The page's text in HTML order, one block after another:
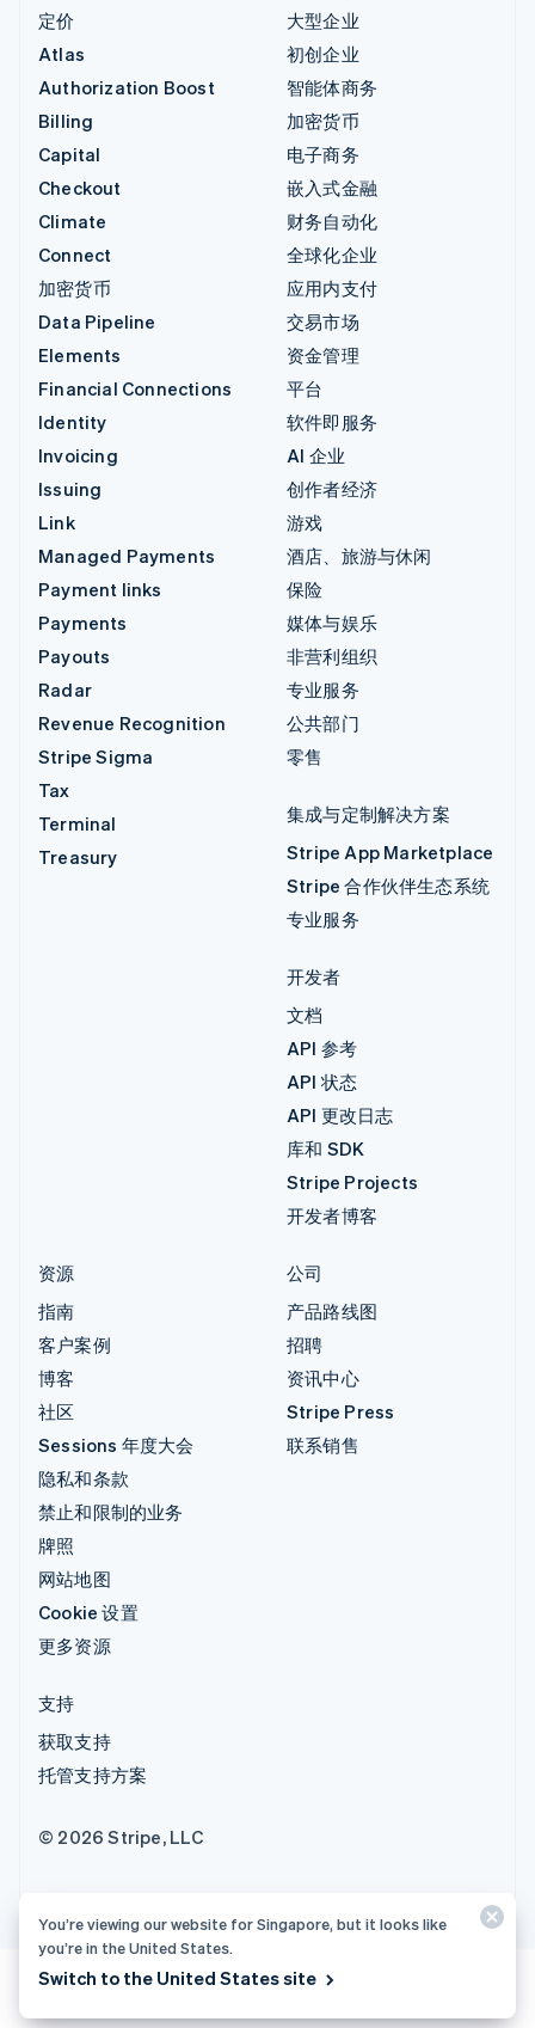
定价
Atlas
Authorization Boost
Billing
Capital
Checkout
Climate
Connect
加密货币
Data Pipeline
Elements
Financial Connections
Identity
Invoicing
Issuing
Link
Managed Payments
Payment links
Payments
Payouts
Radar
Revenue Recognition
Stripe Sigma
Tax
Terminal
Treasury
大型企业
初创企业
智能体商务
加密货币
电子商务
嵌入式金融
财务自动化
全球化企业
应用内支付
交易市场
资金管理
平台
软件即服务
AI 企业
创作者经济
游戏
酒店、旅游与休闲
保险
媒体与娱乐
非营利组织
专业服务
公共部门
零售
集成与定制解决方案
Stripe App Marketplace
Stripe 合作伙伴生态系统
专业服务
开发者
文档
API 参考
API 状态
API 更改日志
库和 SDK
Stripe Projects
开发者博客
资源
指南
客户案例
博客
社区
Sessions 年度大会
隐私和条款
禁止和限制的业务
牌照
网站地图
Cookie 设置
更多资源
公司
产品路线图
招聘
资讯中心
Stripe Press
联系销售
支持
获取支持
托管支持方案
© 2026 Stripe, LLC
You’re viewing our website for Singapore, but it looks like
you’re in the United States.
Switch to the United States site